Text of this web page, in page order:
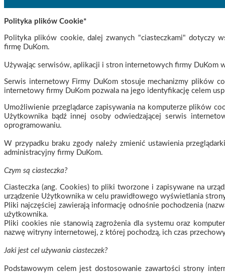
Polityka plików Cookie*
Polityka plików cookie, dalej zwanych "ciasteczkami" dotyczy
firmę DuKom.
Używając serwisów, aplikacji i stron internetowych firmy DuKom
Serwis internetowy Firmy DuKom stosuje mechanizmy plików
internetowy firmy DuKom pozwala na jego identyfikację celem
Umożliwienie przeglądarce zapisywania na komputerze plików
Użytkownika bądź innej osoby odwiedzającej serwis
oprogramowaniu.
W przypadku braku zgody należy zmienić ustawienia
administracyjny firmy DuKom.
Czym są ciasteczka?
Ciasteczka (ang. Cookies) to pliki tworzone i zapisywane na
urządzenie Użytkownika w celu prawidłowego wyświetlania
Pliki najczęściej zawierają informację odnośnie pochodzenia
użytkownika.
Pliki cookies nie stanowią zagrożenia dla systemu oraz
nazwę witryny internetowej, z której pochodzą, ich czas
Jaki jest cel używania ciasteczek?
Podstawowym celem jest dostosowanie zawartości strony